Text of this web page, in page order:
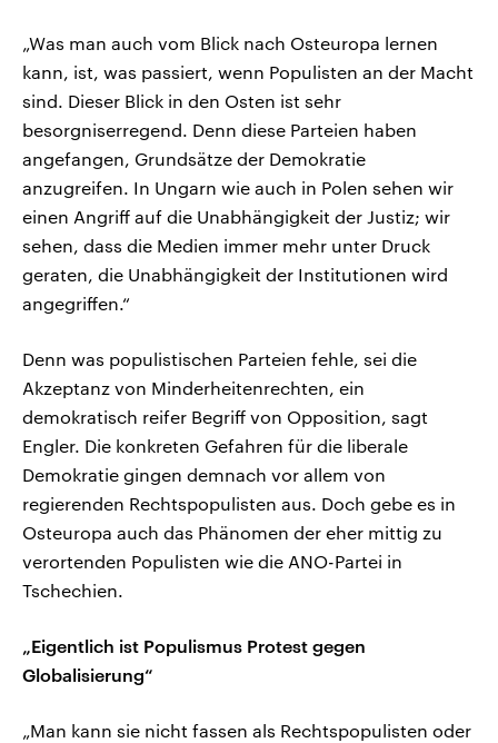
„Was man auch vom Blick nach Osteuropa lernen
kann, ist, was passiert, wenn Populisten an der Macht
sind. Dieser Blick in den Osten ist sehr
besorgniserregend. Denn diese Parteien haben
angefangen, Grundsätze der Demokratie
anzugreifen. In Ungarn wie auch in Polen sehen wir
einen Angriff auf die Unabhängigkeit der Justiz; wir
sehen, dass die Medien immer mehr unter Druck
geraten, die Unabhängigkeit der Institutionen wird
angegriffen.“
Denn was populistischen Parteien fehle, sei die
Akzeptanz von Minderheitenrechten, ein
demokratisch reifer Begriff von Opposition, sagt
Engler. Die konkreten Gefahren für die liberale
Demokratie gingen demnach vor allem von
regierenden Rechtspopulisten aus. Doch gebe es in
Osteuropa auch das Phänomen der eher mittig zu
verortenden Populisten wie die ANO-Partei in
Tschechien.
„Eigentlich ist Populismus Protest gegen
Globalisierung“
„Man kann sie nicht fassen als Rechtspopulisten oder